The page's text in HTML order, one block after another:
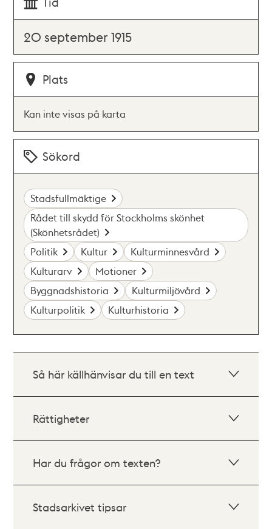
20 september 1915
Plats
Kan inte visas på karta
Sökord
Stadsfullmäktige
Rådet till skydd för Stockholms skönhet
(Skönhetsrådet)
Politik
Kultur
Kulturminnesvård
Kulturarv
Motioner
Byggnadshistoria
Kulturmiljövård
Kulturpolitik
Kulturhistoria
Så här källhänvisar du till en text
Rättigheter
Har du frågor om texten?
Stadsarkivet tipsar